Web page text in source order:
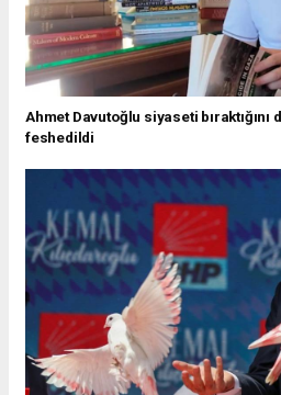
Ahmet Davutoğlu siyaseti
feshedildi